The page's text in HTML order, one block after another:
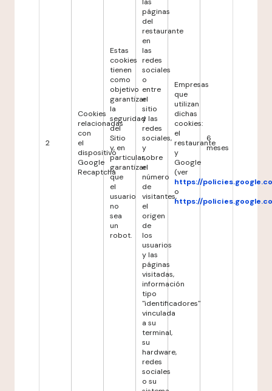
2
Cookies
relacionadas
con
el
dispositivo
Google
Recaptcha
Estas
cookies
tienen
como
objetivo
garantizar
la
seguridad
del
Sitio
y, en
particular,
garantizar
que
el
usuario
no
sea
un
robot.
páginas
del
restaurante
en
las
redes
sociales
o
entre
el
sitio
y las
redes
sociales,
y
sobre
el
número
de
visitantes,
el
origen
de
los
usuarios
y las
páginas
visitadas,
información
tipo
"identificadores"
vinculada
a su
terminal,
su
hardware,
redes
sociales
o su
Empresas
que
utilizan
dichas
cookies:
el
restaurante
y
Google
(ver
https://
o
https://
6
meses